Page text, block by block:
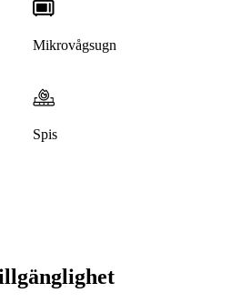
Mikrovågsugn
Spis